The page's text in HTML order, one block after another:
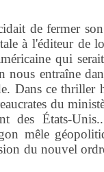
de fermer
à l'éditeur de
qui
entraîne
Dans ce thriller
du
des États-
mêle
du nouvel